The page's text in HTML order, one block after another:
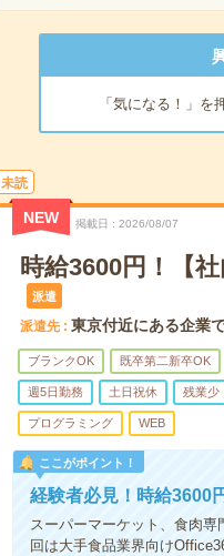
「気になる！」を
未読
NEW 掲載日 2026/08/07
時給3600円！【
派遣
派遣先 東京付近にある企業
ブランクOK 既卒第二新卒OK
週5日勤務 土日祝休 残業少
プログラミング WEB
ここがポイント！
経験者必見！時給3600
スーパーマーケット、食肉
回は大手食品業界向け